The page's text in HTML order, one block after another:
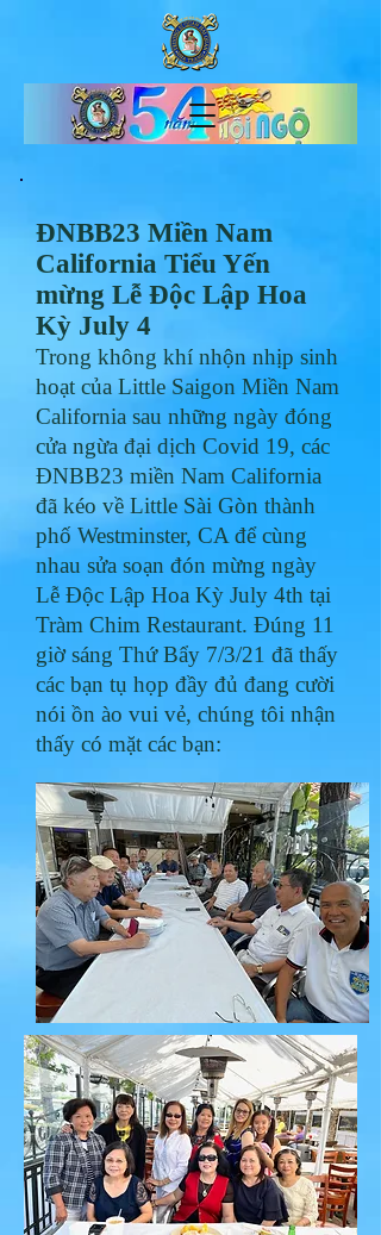
ĐNBB23 Miền Nam
California Tiểu Yến
mừng Lễ Độc Lập Hoa
Kỳ July 4
Trong không khí nhộn nhịp sinh
hoạt của Little Saigon Miền Nam
California sau những ngày đóng
cửa ngừa đại dịch Covid 19, các
ĐNBB23 miền Nam California
đã kéo về Little Sài Gòn thành
phố Westminster, CA để cùng
nhau sửa soạn đón mừng ngày
Lễ Độc Lập Hoa Kỳ July 4th tại
Tràm Chim Restaurant. Đúng 11
giờ sáng Thứ Bẩy 7/3/21 đã thấy
các bạn tụ họp đầy đủ đang cười
nói ồn ào vui vẻ, chúng tôi nhận
thấy có mặt các bạn: